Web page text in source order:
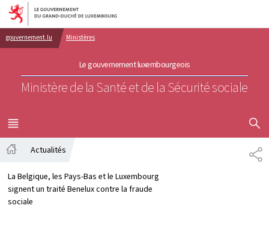
Aller au menu principal
Aller au contenu
gouvernement.lu Ministères
Le gouvernement luxembourgeois
Ministère de la Santé et de la Sécurité sociale
MENU
PRINCIPAL
Actualités
La Belgique, les Pays-Bas et le Luxembourg
signent un traité Benelux contre la fraude
sociale